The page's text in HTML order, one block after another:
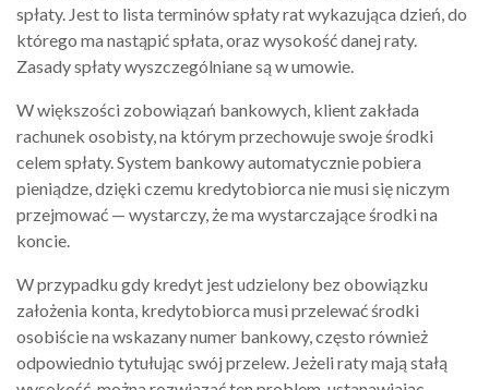
spłaty. Jest to lista terminów spłaty rat wykazująca dzień, do
którego ma nastąpić spłata, oraz wysokość danej raty.
Zasady spłaty wyszczególniane są w umowie.
W większości zobowiązań bankowych, klient zakłada
rachunek osobisty, na którym przechowuje swoje środki
celem spłaty. System bankowy automatycznie pobiera
pieniądze, dzięki czemu kredytobiorca nie musi się niczym
przejmować — wystarczy, że ma wystarczające środki na
koncie.
W przypadku gdy kredyt jest udzielony bez obowiązku
założenia konta, kredytobiorca musi przelewać środki
osobiście na wskazany numer bankowy, często również
odpowiednio tytułując swój przelew. Jeżeli raty mają stałą